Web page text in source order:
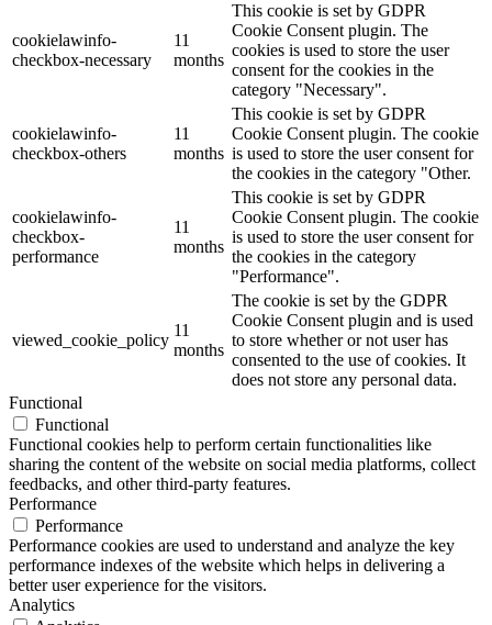
cookielawinfo-
checkbox-necessary
11
months
This cookie is set by GDPR
Cookie Consent plugin. The
cookies is used to store the user
consent for the cookies in the
category "Necessary".
cookielawinfo-
checkbox-others
11
months
This cookie is set by GDPR
Cookie Consent plugin. The cookie
is used to store the user consent for
the cookies in the category "Other.
cookielawinfo-
checkbox-
performance
11
months
This cookie is set by GDPR
Cookie Consent plugin. The cookie
is used to store the user consent for
the cookies in the category
"Performance".
viewed_cookie_policy
11
months
The cookie is set by the GDPR
Cookie Consent plugin and is used
to store whether or not user has
consented to the use of cookies. It
does not store any personal data.
Functional
Functional
Functional cookies help to perform certain functionalities like
sharing the content of the website on social media platforms, collect
feedbacks, and other third-party features.
Performance
Performance
Performance cookies are used to understand and analyze the key
performance indexes of the website which helps in delivering a
better user experience for the visitors.
Analytics